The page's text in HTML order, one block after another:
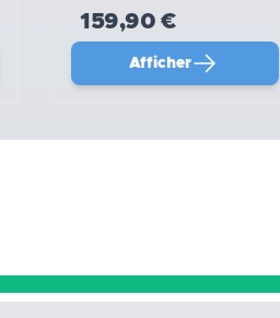
159,90 €
Afficher